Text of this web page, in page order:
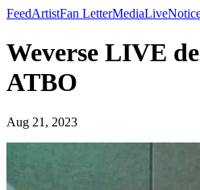
FeedArtistFan LetterMediaLive
Weverse LIVE
ATBO
Aug 21, 2023